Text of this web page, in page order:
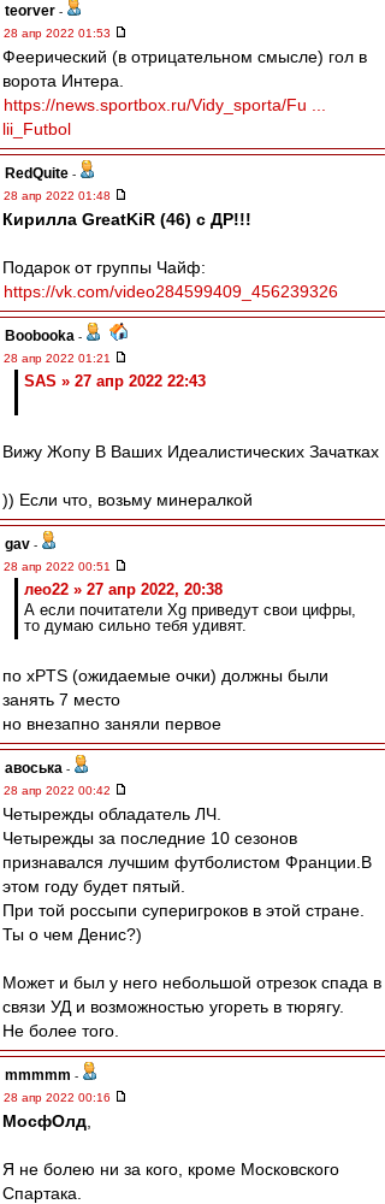
teorver -
28 апр 2022 01:53
Феерический (в отрицательном смысле) гол в
ворота Интера.
https://news.sportbox.ru/Vidy_sporta/Fu ...
lii_Futbol
RedQuite -
28 апр 2022 01:48
Кирилла GreatKiR (46) с ДР!!!
Подарок от группы Чайф:
https://vk.com/video284599409_456239326
Boobooka -
28 апр 2022 01:21
SAS » 27 апр 2022 22:43
Вижу Жопу В Ваших Идеалистических Зачатках
)) Если что, возьму минералкой
gav -
28 апр 2022 00:51
лео22 » 27 апр 2022, 20:38
А если почитатели Xg приведут свои цифры,
то думаю сильно тебя удивят.
по xPTS (ожидаемые очки) должны были
занять 7 место
но внезапно заняли первое
авоська -
28 апр 2022 00:42
Четырежды обладатель ЛЧ.
Четырежды за последние 10 сезонов
признавался лучшим футболистом Франции.В
этом году будет пятый.
При той россыпи суперигроков в этой стране.
Ты о чем Денис?)
Может и был у него небольшой отрезок спада в
связи УД и возможностью угореть в тюрягу.
Не более того.
mmmmm -
28 апр 2022 00:16
МосфОлд
Я не болею ни за кого, кроме Московского
Спартака.